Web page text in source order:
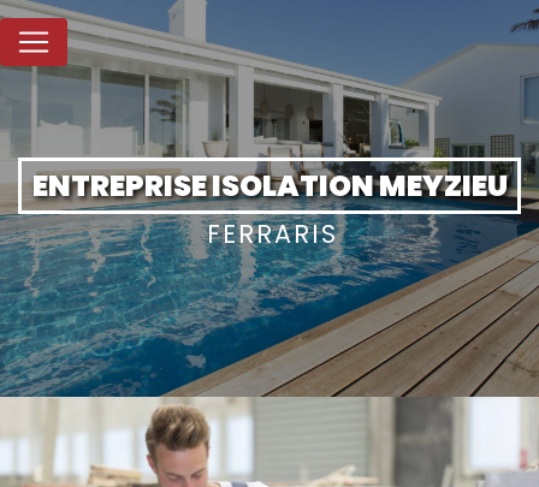
ENTREPRISE ISOLATION MEYZIEU
FERRARIS
Panneau de gestion des cookies